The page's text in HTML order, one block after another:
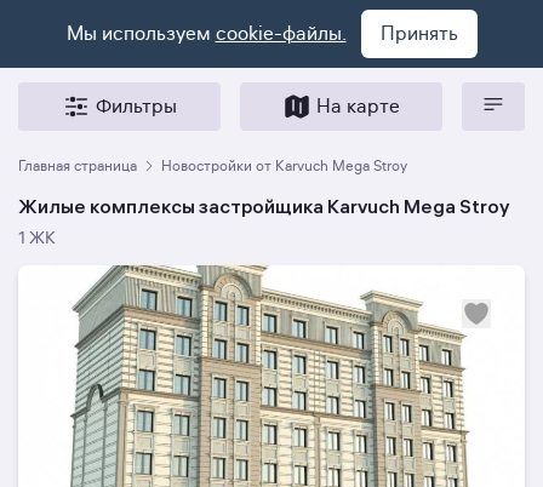
Мы используем cookie-файлы. Принять
Фильтры На карте
Главная страница Новостройки от Karvuch Mega Stroy
Жилые комплексы застройщика Karvuch Mega Stroy
1 ЖК